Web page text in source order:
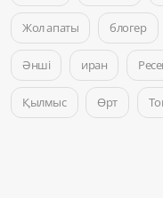
Жол апаты блогер
Әнші иран
Қылмыс Өрт